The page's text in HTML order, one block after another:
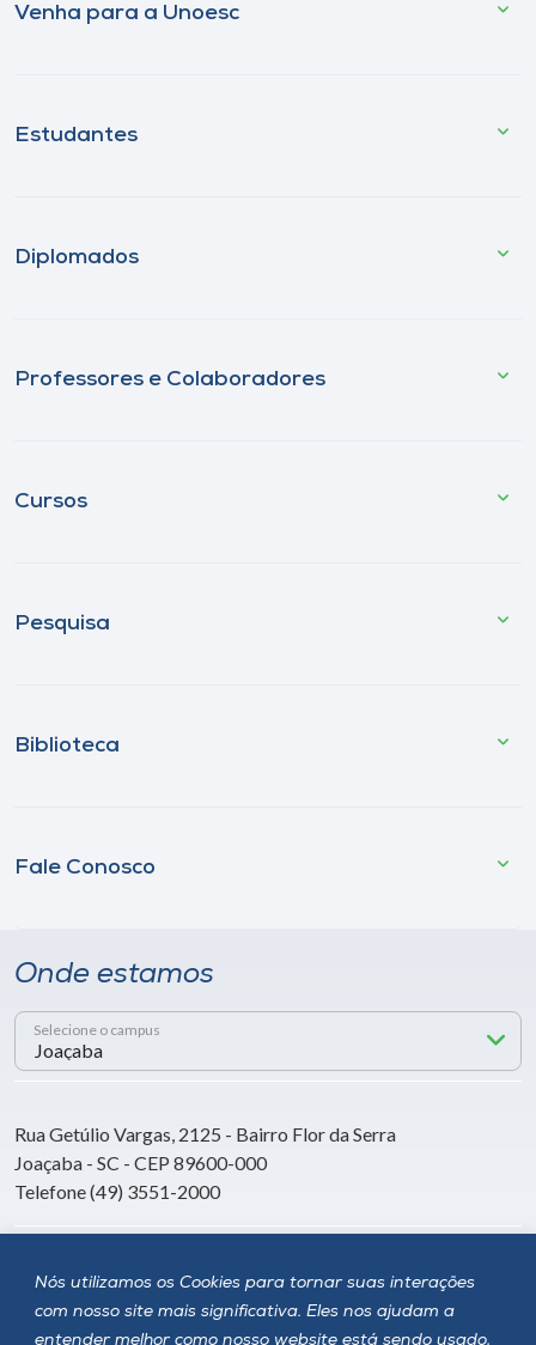
Nós utilizamos os Cookies para tornar suas interações
com nosso site mais significativa. Eles nos ajudam a
entender melhor como nosso website está sendo usado,
Venha para a Unoesc
Estudantes
Diplomados
Professores e Colaboradores
Cursos
Pesquisa
Biblioteca
Fale Conosco
Onde estamos
Selecione o campus
Rua Getúlio Vargas, 2125 - Bairro Flor da Serra
Joaçaba - SC - CEP 89600-000
Telefone (49) 3551-2000
Siga a Unoesc